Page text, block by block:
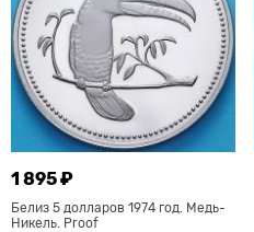
1 895 ₽
Белиз 5 долларов 1974 год. Медь-
Никель. Proof